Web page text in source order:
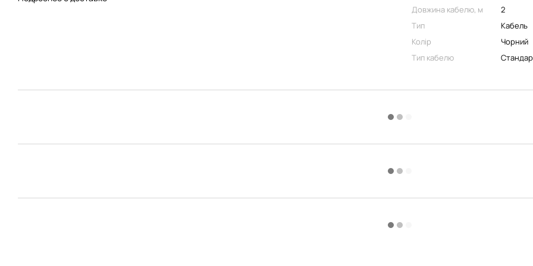
Довжина кабелю, м
2
Тип
Кабель
Колір
Чорний
Тип кабелю